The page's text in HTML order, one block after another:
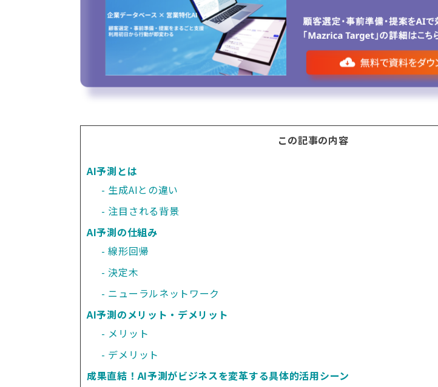
この記事の内容
AI予測とは
生成AIとの違い
注目される背景
AI予測の仕組み
線形回帰
決定木
ニューラルネットワーク
AI予測のメリット・デメリット
メリット
デメリット
成果直結！AI予測がビジネスを変革する具体的活用シーン